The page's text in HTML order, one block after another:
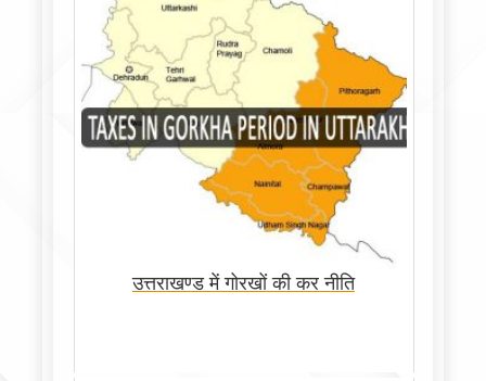
उत्तराखण्ड में गोरखों की कर नीति